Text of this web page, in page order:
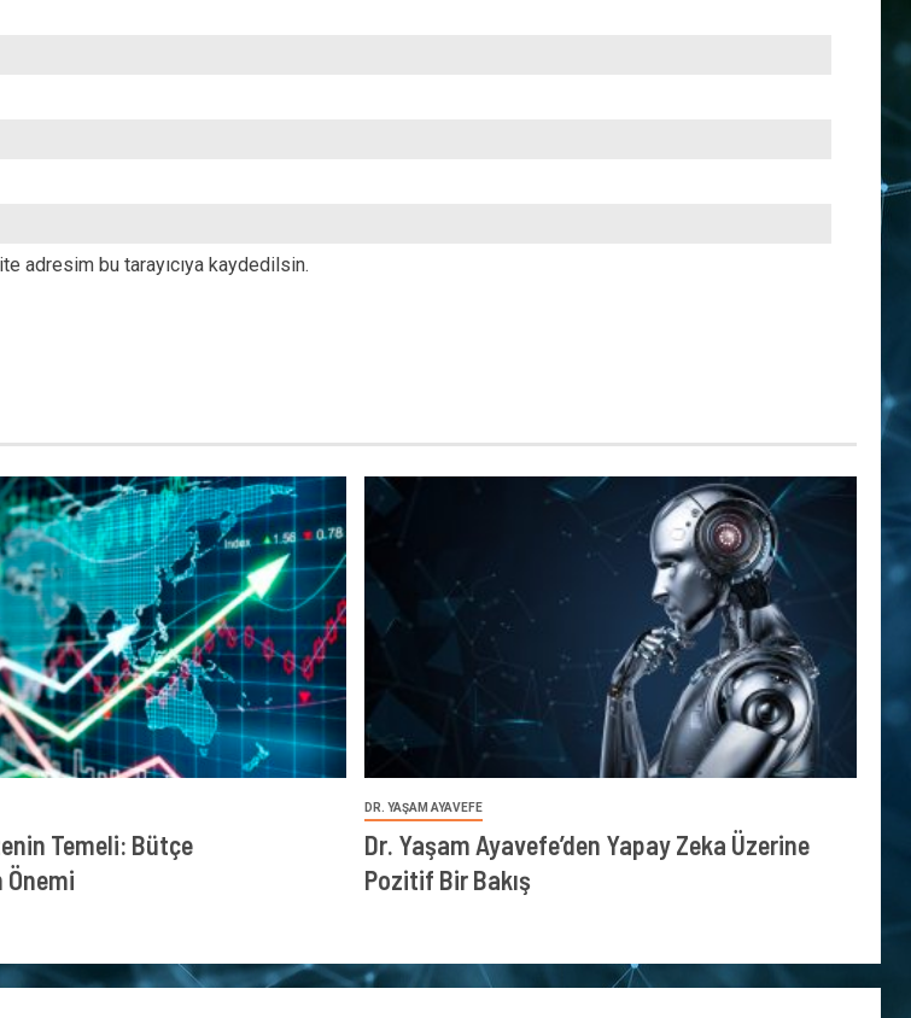
adresim bu tarayıcıya kaydedilsin.
Temeli: Bütçe
Önemi
DR. YAŞAM AYAVEFE
Dr. Yaşam Ayavefe’den Yapay Zeka Üzerine
Pozitif Bir Bakış